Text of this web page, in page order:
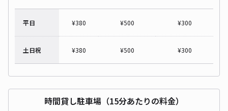
平日 ¥380 ¥500 ¥300
土日祝 ¥380 ¥500 ¥300
時間貸し駐車場（15分あたりの料金）